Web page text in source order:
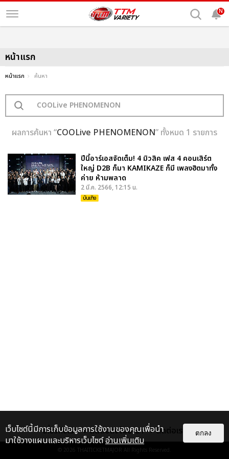
N
หน้าแรก
หน้าแรก ค้นหา
ผลการค้นหา “COOLive PHENOMENON” ทั้งหมด 1 รายการ
ปีนี้อาร์เอสจัดเต็ม! 4 มิวสิค เฟส 4 คอนเสิร์ต
ใหญ่ D2B ก็มา KAMIKAZE ก็มี เพลงฮิตมาทั้ง
ค่าย ห้ามพลาด
2 มี.ค. 2566, 12:15 น.
บันเทิง
เกี่ยวกับเรา ติดต่อลงโฆษณา ติดต่อเรา
© 2026 THAITICKETMAJOR All Rights Reserved.
เว็บไซต์นี้มีการเก็บข้อมูลการใช้งานของคุณเพื่อนำ
มาใช้วางแผนและบริหารเว็บไซต์อ่านเพิ่มเติม
ตกลง